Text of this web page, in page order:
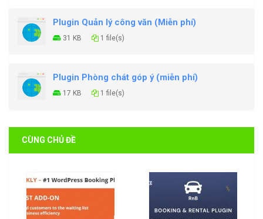
Plugin Quản lý công văn (Miễn phí)
31 KB 1 file(s)
Plugin Phòng chát góp ý (miễn phí)
17 KB 1 file(s)
CÙNG CHỦ ĐỀ